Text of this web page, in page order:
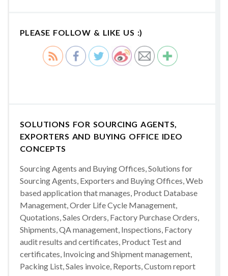
PLEASE FOLLOW & LIKE US :)
SOLUTIONS FOR SOURCING AGENTS,
EXPORTERS AND BUYING OFFICE IDEO
CONCEPTS
Sourcing Agents and Buying Offices, Solutions for
Sourcing Agents, Exporters and Buying Offices, Web
based application that manages, Product Database
Management, Order Life Cycle Management,
Quotations, Sales Orders, Factory Purchase Orders,
Shipments, QA management, Inspections, Factory
audit results and certificates, Product Test and
certificates, Invoicing and Shipment management,
Packing List, Sales invoice, Reports, Custom report